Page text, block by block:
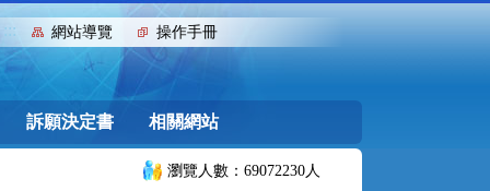
::: 網站導覽 操作手冊
訴願決定書 相關網站
瀏覽人數：69072230人